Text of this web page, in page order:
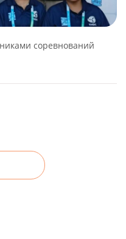
соревнований